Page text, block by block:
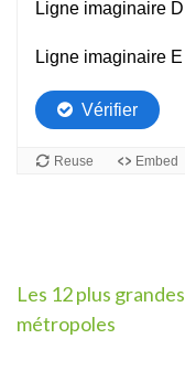
Navigation
de
Les 12 plus grandes
métropoles